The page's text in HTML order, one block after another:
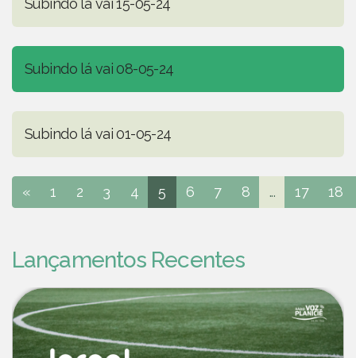
Subindo lá vai 15-05-24
Subindo lá vai 08-05-24
Subindo lá vai 01-05-24
« 1 2 3 4 5 6 7 8 ... 17 18
Lançamentos Recentes